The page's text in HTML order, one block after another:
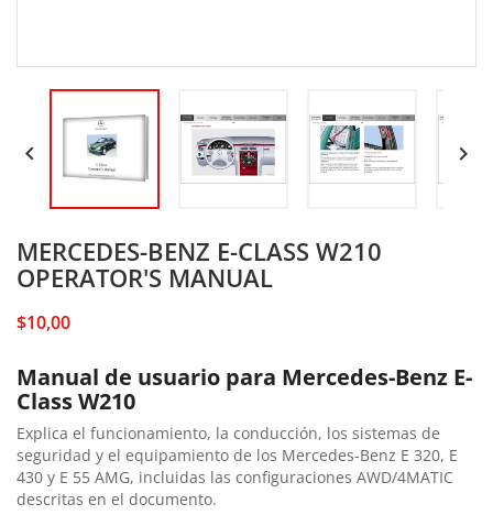
 
MERCEDES-BENZ E-CLASS W210
OPERATOR'S MANUAL
$10,00
Manual de usuario para Mercedes-Benz E-
Class W210
Explica el funcionamiento, la conducción, los sistemas de
seguridad y el equipamiento de los Mercedes-Benz E 320, E
430 y E 55 AMG, incluidas las configuraciones AWD/4MATIC
descritas en el documento.